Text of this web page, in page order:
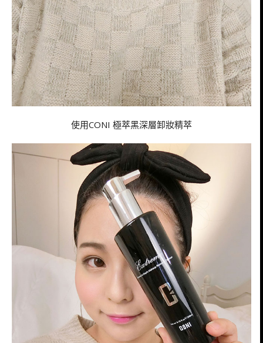
使用CONI 極萃黑深層卸妝精萃